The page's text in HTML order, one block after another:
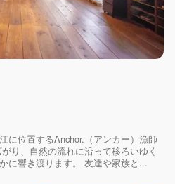
に位置するAnchor.（アンカー）漁師
り、自然の流れに沿って移ろいゆく
に響き渡ります。 友達や家族と...